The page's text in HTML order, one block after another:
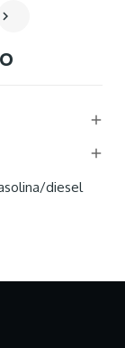


diesel
